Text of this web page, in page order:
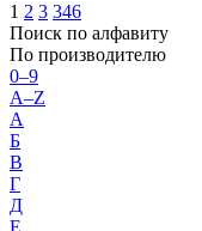
1 2 3 346
Поиск по алфавиту
По производителю
0–9
A–Z
А
Б
В
Г
Д